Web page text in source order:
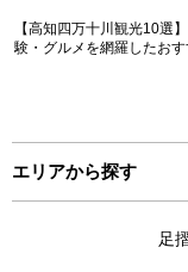
【高知四万十川観光10選
験・グルメを網羅したお
エリアから探す
足